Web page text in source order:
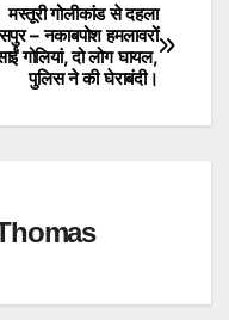
मस्तूरी गोलीकांड से दहला
– नकाबपोश हमलावरों
गोलियां, दो लोग घायल,
पुलिस ने की घेराबंदी।